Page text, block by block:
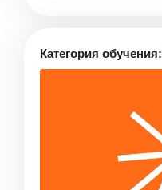
Категория обучения: